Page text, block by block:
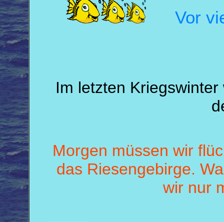
Vor
Im letzten
Morgen müssen wir
das Riesengebirge.
wir nur